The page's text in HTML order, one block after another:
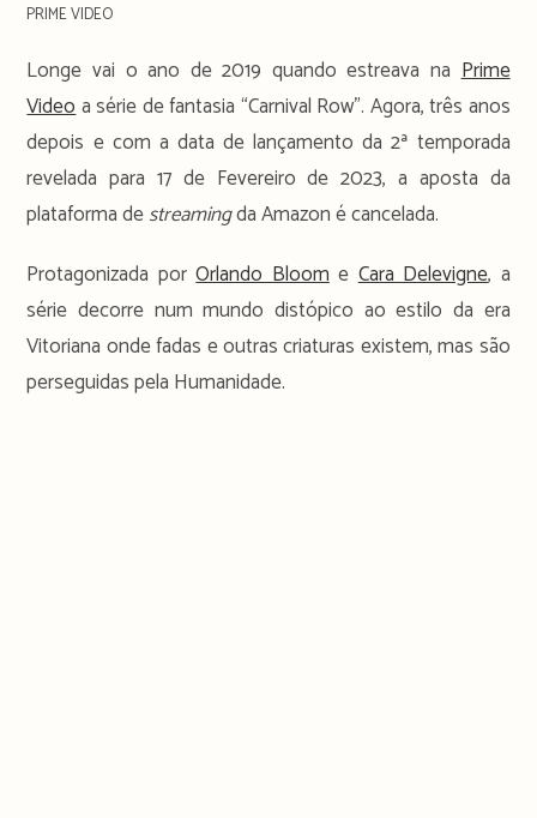
PRIME VIDEO
Longe vai o ano de 2019 quando estreava naPrime
Videoa série de fantasia “Carnival Row”. Agora, três anos
depois e com a data de lançamento da 2ª temporada
revelada para 17 de Fevereiro de 2023, a aposta da
plataforma destreamingda Amazon é cancelada.
Protagonizada porOrlando BloomeCara Delevigne, a
série decorre num mundo distópico ao estilo da era
Vitoriana onde fadas e outras criaturas existem, mas são
perseguidas pela Humanidade.